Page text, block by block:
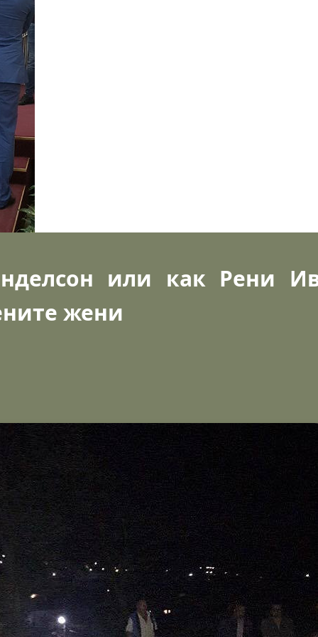
или как Рени
жени